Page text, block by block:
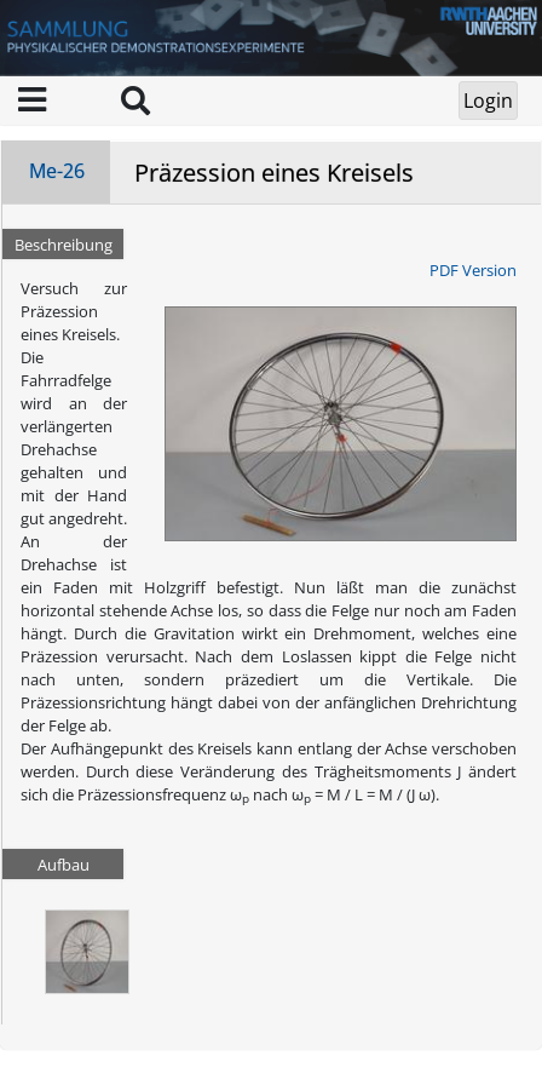
Me-26 Präzession eines Kreisels
Beschreibung
PDF Version
Versuch zur
Präzession
eines Kreisels.
Die
Fahrradfelge
wird an der
verlängerten
Drehachse
gehalten und
mit der Hand
gut angedreht.
An der
Drehachse ist
ein Faden mit Holzgriff befestigt. Nun läßt man die zunächst
horizontal stehende Achse los, so dass die Felge nur noch am Faden
hängt. Durch die Gravitation wirkt ein Drehmoment, welches eine
Präzession verursacht. Nach dem Loslassen kippt die Felge nicht
nach unten, sondern präzediert um die Vertikale. Die
Präzessionsrichtung hängt dabei von der anfänglichen Drehrichtung
der Felge ab.
Der Aufhängepunkt des Kreisels kann entlang der Achse verschoben
werden. Durch diese Veränderung des Trägheitsmoments J ändert
sich die Präzessionsfrequenz ωp nach ωp = M / L = M / (J ω).
Aufbau